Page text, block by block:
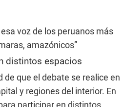
voz de los peruanos más
amazónicos”
distintos espacios
que el debate se realice en
y regiones del interior. En
participar en distintos